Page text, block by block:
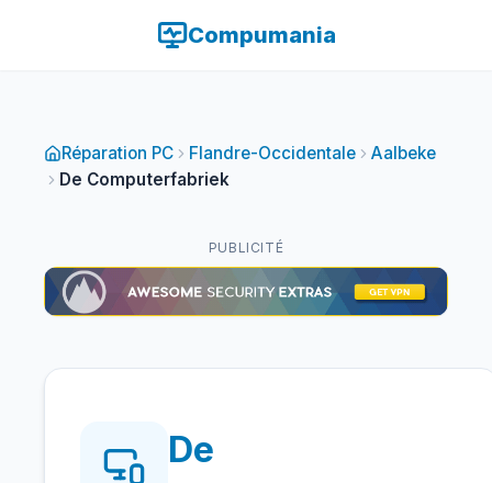
Compumania
Réparation PC Flandre-Occidentale
Aalbeke
De Computerfabriek
PUBLICITÉ
De